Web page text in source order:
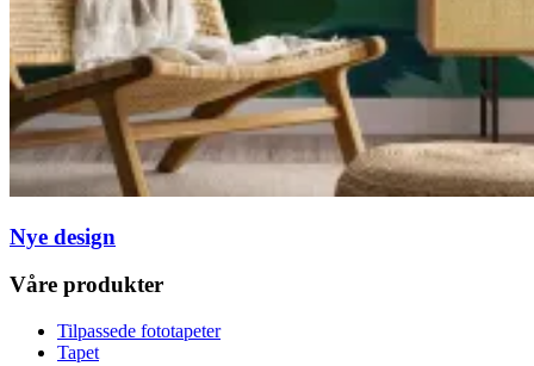
Nye design
Våre produkter
Tilpassede fototapeter
Tapet